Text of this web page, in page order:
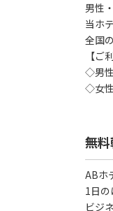
男性
当ホ
全国
【ご
◇男
◇女
無
ABホ
1日の
ビジ